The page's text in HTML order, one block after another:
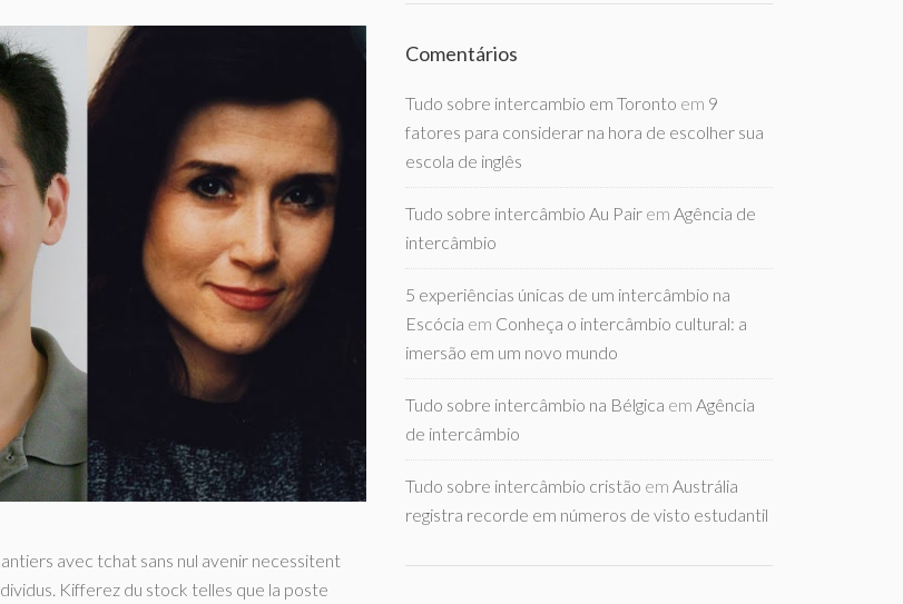
avec tchat sans nul avenir necessitent
Kifferez du stock telles que la poste
Comentários
Tudo sobre intercambio em Toronto em 9
fatores para considerar na hora de escolher sua
escola de inglês
Tudo sobre intercâmbio Au Pair em Agência de
intercâmbio
5 experiências únicas de um intercâmbio na
Escócia em Conheça o intercâmbio cultural: a
imersão em um novo mundo
Tudo sobre intercâmbio na Bélgica em Agência
de intercâmbio
Tudo sobre intercâmbio cristão em Austrália
registra recorde em números de visto estudantil